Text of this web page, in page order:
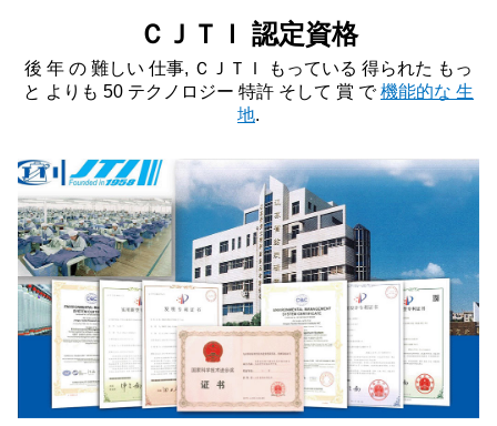
ＣＪＴＩ 認定資格
後 年 の 難しい 仕事, ＣＪＴＩ もっている 得られた もっ
と よりも 50 テクノロジー 特許 そして 賞 で機能的な 生
地.